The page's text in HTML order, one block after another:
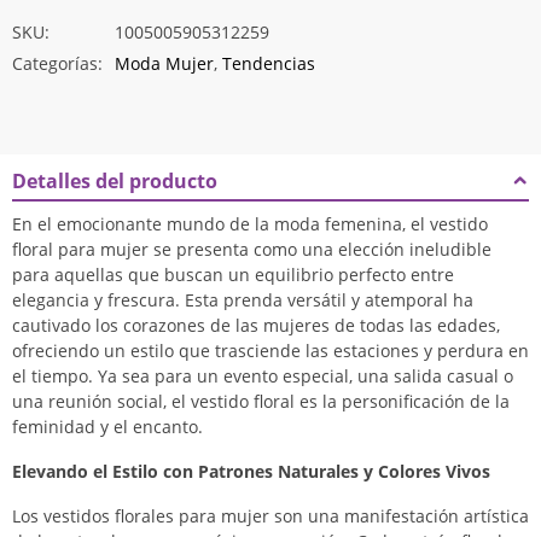
era:
$23.035.
es:
$12.664.
SKU:
1005005905312259
Categorías:
Moda Mujer, Tendencias
Detalles del producto
En el emocionante mundo de la moda femenina, el vestido
floral para mujer se presenta como una elección ineludible
para aquellas que buscan un equilibrio perfecto entre
elegancia y frescura. Esta prenda versátil y atemporal ha
cautivado los corazones de las mujeres de todas las edades,
ofreciendo un estilo que trasciende las estaciones y perdura en
el tiempo. Ya sea para un evento especial, una salida casual o
una reunión social, el vestido floral es la personificación de la
feminidad y el encanto.
Elevando el Estilo con Patrones Naturales y Colores Vivos
Los vestidos florales para mujer son una manifestación artística